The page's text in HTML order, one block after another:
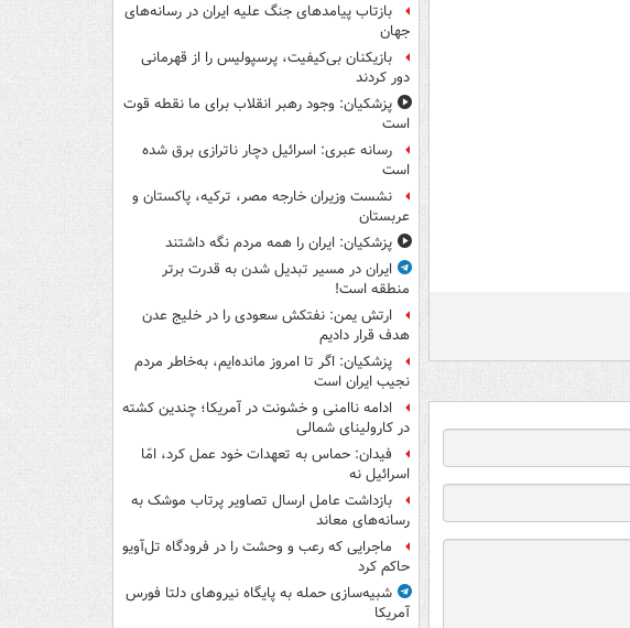
بازتاب پیامدهای جنگ علیه ایران در رسانه‌های
جهان
بازیکنان بی‌کیفیت، پرسپولیس را از قهرمانی
دور کردند
پزشکیان: وجود رهبر انقلاب برای ما نقطه قوت
است
رسانه عبری: اسرائیل دچار ناترازی برق شده
است
نشست وزیران خارجه مصر، ترکیه، پاکستان و
عربستان
پزشکیان: ایران را همه مردم نگه داشتند
ایران در مسیر تبدیل شدن به قدرت برتر
منطقه است!
ارتش یمن: نفتکش سعودی را در خلیج عدن
هدف قرار دادیم
پزشکیان: اگر تا امروز مانده‌ایم، به‌خاطر مردم
نجیب ایران است
ادامه ناامنی و خشونت در آمریکا؛ چندین کشته
در کارولینای شمالی
فیدان: حماس به تعهدات خود عمل کرد، امّا
اسرائیل نه
بازداشت عامل ارسال تصاویر پرتاب موشک به
رسانه‌های معاند
ماجرایی که رعب و وحشت را در فرودگاه تل‌آویو
حاکم کرد
شبیه‌سازی حمله به پایگاه نیروهای دلتا فورس
آمریکا